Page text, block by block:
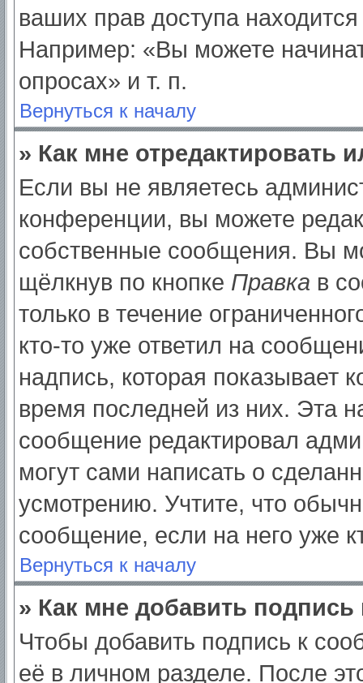
ваших прав доступа
Например: «Вы можете
опросах» и т. п.
Вернуться к началу
» Как мне отредактировать
Если вы не являетесь
конференции, вы можете
собственные сообщения. Вы
щёлкнув по кнопке Правка в
только в течение
кто-то уже ответил на
надпись, которая показывает
время последней из них. Эта
сообщение редактировал
могут сами написать о
усмотрению. Учтите, что
сообщение, если на него уже
Вернуться к началу
» Как мне добавить
Чтобы добавить подпись к
её в личном разделе. После